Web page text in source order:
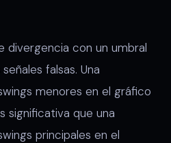
divergencia con un umbral
falsas. Una
menores en el gráfico
significativa que una
principales en el